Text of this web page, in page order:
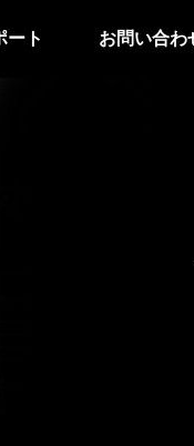
ート お問い合わ